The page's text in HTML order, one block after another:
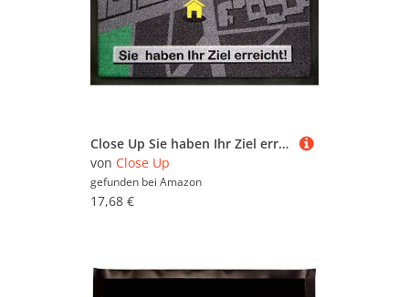
Close Up Sie haben Ihr Ziel erreicht FuÃŸmatte mit Rutschfester Gummi-Rückseite
von Close Up
gefunden bei Amazon
17,68 €